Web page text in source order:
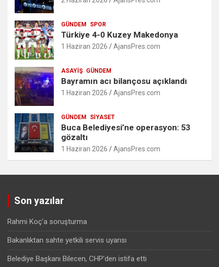
GÜNDEM SPOR
Türkiye 4-0 Kuzey Makedonya
1 Haziran 2026 AjansPres.com
ASAYIŞ GÜNDEM
Bayramın acı bilançosu açıklandı
1 Haziran 2026 AjansPres.com
GÜNDEM SIYASET
Buca Belediyesi’ne operasyon: 53
gözaltı
1 Haziran 2026 AjansPres.com
Son yazılar
Rahmi Koç’a soruşturma
Bakanlıktan sahte yetkili servis uyarısı
Belediye Başkanı Bilecen, CHP’den istifa etti